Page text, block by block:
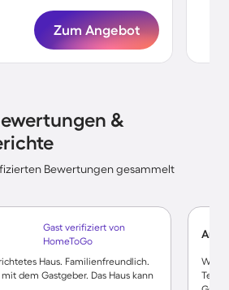
Zum Angebot
&
Bewertungen gesammelt
Gast verifiziert von
HomeToGo
Haus. Familienfreundlich.
dem Gastgeber. Das Haus kann
Wie